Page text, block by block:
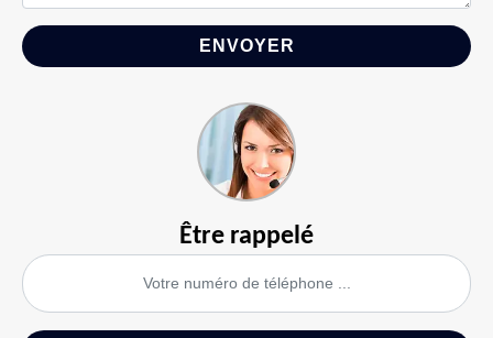
Être rappelé